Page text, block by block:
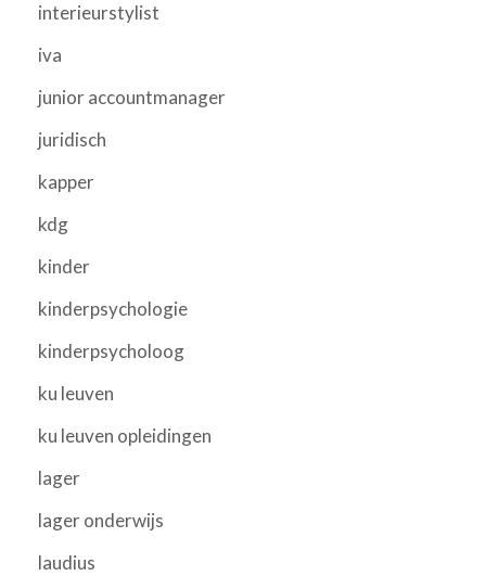
interieurstylist
iva
junior accountmanager
juridisch
kapper
kdg
kinder
kinderpsychologie
kinderpsycholoog
ku leuven
ku leuven opleidingen
lager
lager onderwijs
laudius